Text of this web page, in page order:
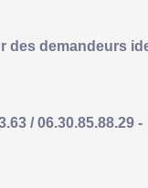
des demandeurs
/ 06.30.85.88.29 -